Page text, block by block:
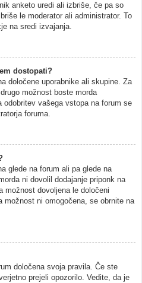
anketo uredi ali izbriše, če pa so
le moderator ali administrator. To
na sredi izvajanja.
dostopati?
določene uporabnike ali skupine. Za
možnost boste morda
odobritev vašega vstopa na forum se
foruma.
glede na forum ali pa glede na
ni dovolil dodajanje priponk na
možnost dovoljena le določeni
ni omogočena, se obrnite na
določena svoja pravila. Če ste
prejeli opozorilo. Vedite, da je